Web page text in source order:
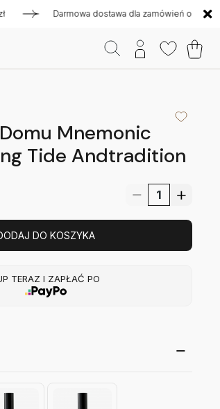
Darmowa dostawa dla zamówień od 300 zł
Mnemonic
Tide Andtradition
DO KOSZYKA
TERAZ I ZAPŁAĆ PO